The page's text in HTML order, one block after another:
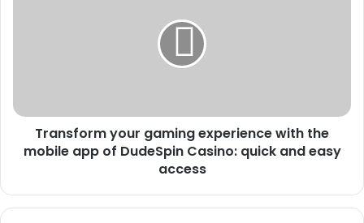
Transform your gaming experience with the
mobile app of DudeSpin Casino: quick and easy
access